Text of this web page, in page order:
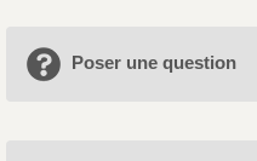
Poser une question